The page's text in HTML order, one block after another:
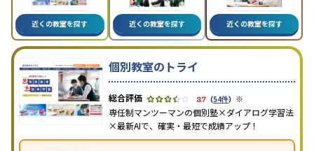
近くの教室を探す 近くの教室を探す 近くの教室を探す
個別教室のトライ
3.7 （54件） ※
専任制マンツーマンの個別塾×ダイアログ学習法
×最新AIで、確実・最短で成績アップ！